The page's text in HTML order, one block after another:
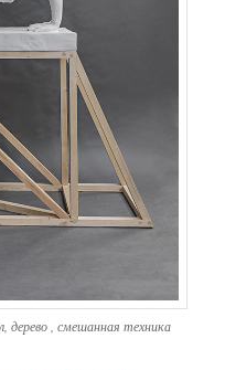
дерево , смешанная техника